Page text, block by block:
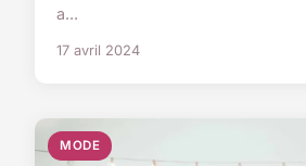
a...
17 avril 2024
MODE